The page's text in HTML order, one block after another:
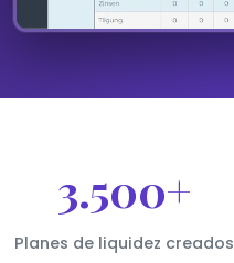
3.500+
Planes de liquidez creados